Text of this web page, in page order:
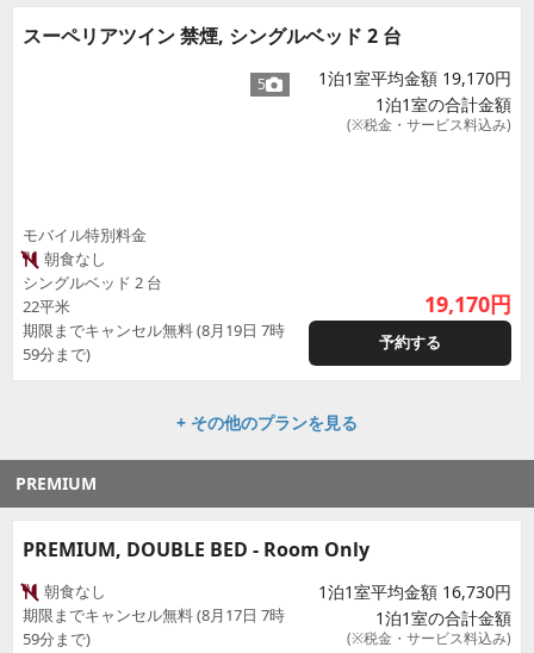
スーペリアツイン 禁煙, シングルベッド 2 台
5
モバイル特別料金
朝食なし
シングルベッド 2 台
22平米
期限までキャンセル無料 (8月19日 7時
59分まで)
1泊1室平均金額 19,170円
1泊1室の合計金額
(※税金・サービス料込み)
19,170円
予約する
+ その他のプランを見る
PREMIUM
PREMIUM, DOUBLE BED - Room Only
朝食なし
期限までキャンセル無料 (8月17日 7時
59分まで)
1泊1室平均金額 16,730円
1泊1室の合計金額
(※税金・サービス料込み)